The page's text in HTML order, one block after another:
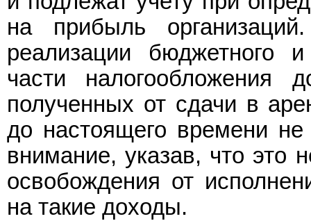
на прибыль
реализации бюджетного и
части налогообложения
полученных от сдачи в
до настоящего времени
внимание, указав, что это
освобождения от
на такие доходы.